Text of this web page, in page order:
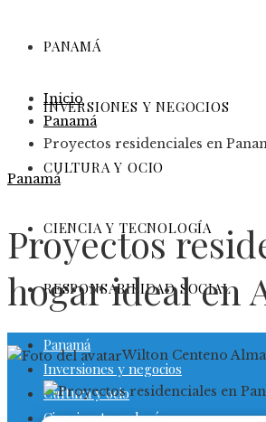
PANAMÁ
INVERSIONES Y NEGOCIOS
CULTURA Y OCIO
CIENCIA Y TECNOLOGÍA
RESPONSABILIDAD SOCIAL
Panamá
Inversiones y negocios
Cultura y ocio
Ciencia y tecnología
Inicio
Panamá
Proyectos residenciales en
Panamá
Proyectos
hogar ideal en
Wilton Centeno